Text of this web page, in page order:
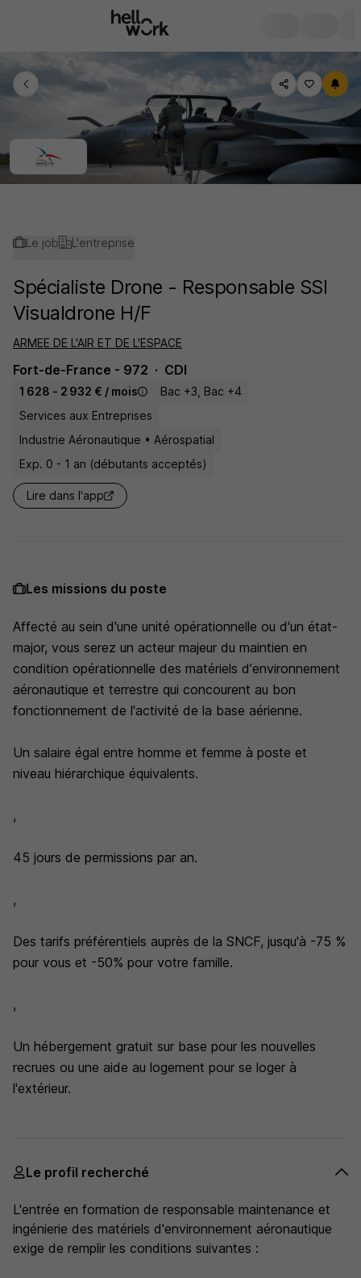
Le job L'entreprise
Spécialiste Drone - Responsable SSI
Visualdrone H/F
ARMEE DE L'AIR ET DE L'ESPACE
Fort-de-France - 972 CDI
1 628 - 2 932 € / mois
Bac +3, Bac +4
Services aux Entreprises
Industrie Aéronautique • Aérospatial
Exp. 0 - 1 an (débutants acceptés)
Lire dans l'app
Les missions du poste
Affecté au sein d'une unité opérationnelle ou d'un état-
major, vous serez un acteur majeur du maintien en
condition opérationnelle des matériels d'environnement
aéronautique et terrestre qui concourent au bon
fonctionnement de l'activité de la base aérienne.
Un salaire égal entre homme et femme à poste et
niveau hiérarchique équivalents.
,
45 jours de permissions par an.
,
Des tarifs préférentiels auprès de la SNCF, jusqu'à -75 %
pour vous et -50% pour votre famille.
,
Un hébergement gratuit sur base pour les nouvelles
recrues ou une aide au logement pour se loger à
l'extérieur.
Le profil recherché
L'entrée en formation de responsable maintenance et
ingénierie des matériels d'environnement aéronautique
exige de remplir les conditions suivantes :